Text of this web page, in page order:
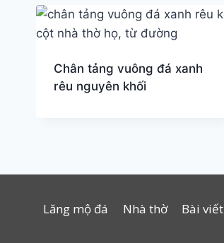
Chân tảng vuông đá xanh
rêu nguyên khối
Lăng mộ đá Nhà thờ Bài viết